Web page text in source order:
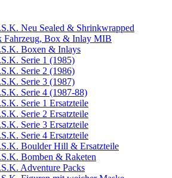
Neu Sealed & Shrinkwrapped
Fahrzeug, Box & Inlay MIB
Boxen & Inlays
Serie 1 (1985)
Serie 2 (1986)
Serie 3 (1987)
Serie 4 (1987-88)
Serie 1 Ersatzteile
Serie 2 Ersatzteile
Serie 3 Ersatzteile
Serie 4 Ersatzteile
Boulder Hill & Ersatzteile
Bomben & Raketen
Adventure Packs